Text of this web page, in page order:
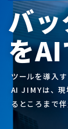
バ
をAI
ツールを導入
AI JIMYは、現
るところまで伴